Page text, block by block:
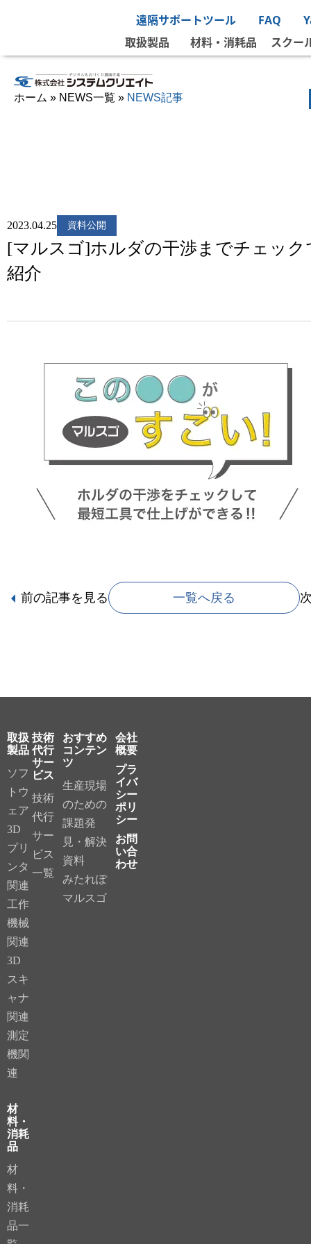
遠隔サポートツール FAQ
取扱製品
材料・消耗品 スクー
ホーム » NEWS一覧 » NEWS記事
2023.04.25 資料公開
[マルスゴ]ホルダの干渉までチェッ
紹介
前の記事を見る 一覧へ戻る
取扱
製品
ソフ
トウ
ェア
3D
プリ
ンタ
関連
工作
機械
関連
3D
スキ
ャナ
関連
測定
機関
連
材
料・
消耗
品
材
料・
消耗
品一
技術
代行
サー
ビス
技術
代行
サー
ビス
一覧
おすすめ
コンテン
ツ
生産現場
のための
課題発
見・解決
資料
みたれぽ
マルスゴ
会社
概要
プラ
イバ
シー
ポリ
シー
お問
い合
わせ